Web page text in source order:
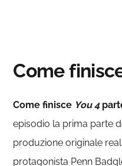
Come
Come finisce You 4
episodio la prima parte
produzione originale
protagonista Penn